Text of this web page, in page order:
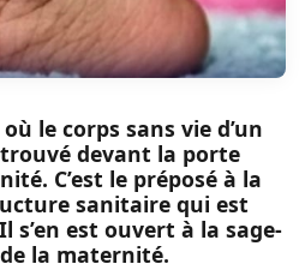
le corps sans vie d’un
devant la porte
C’est le préposé à la
sanitaire qui est
s’en est ouvert à la sage-
la maternité.